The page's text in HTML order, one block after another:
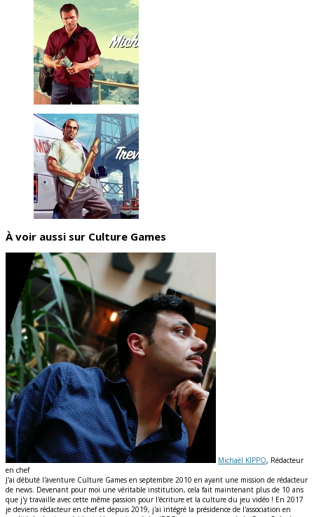
À voir aussi sur Culture Games
Michaël KIPPO, Rédacteur
en chef
J'ai débuté l'aventure Culture Games en septembre 2010 en ayant une mission de rédacteur
de news. Devenant pour moi une véritable institution, cela fait maintenant plus de 10 ans
que j'y travaille avec cette même passion pour l'écriture et la culture du jeu vidéo ! En 2017
je deviens rédacteur en chef et depuis 2019, j'ai intégré la présidence de l'association en